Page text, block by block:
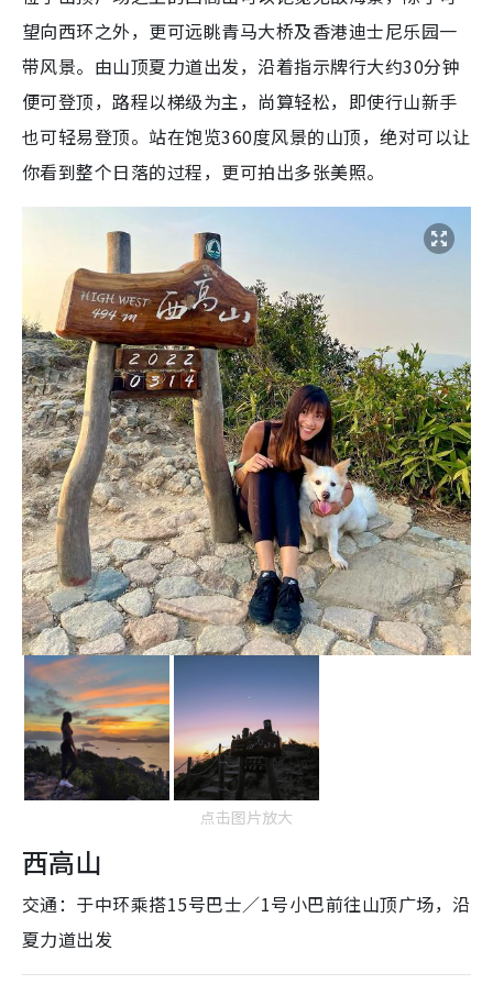
望向西环之外，更可远眺青马大桥及香港迪士尼乐园一
带风景。由山顶夏力道出发，沿着指示牌行大约30分钟
便可登顶，路程以梯级为主，尚算轻松，即使行山新手
也可轻易登顶。站在饱览360度风景的山顶，绝对可以让
你看到整个日落的过程，更可拍出多张美照。
点击图片放大
西高山
交通：于中环乘搭15号巴士／1号小巴前往山顶广场，沿
夏力道出发